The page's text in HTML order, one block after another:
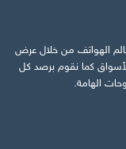
الهواتف من خلال عرض
كما نقوم برصد كل
الهامة.